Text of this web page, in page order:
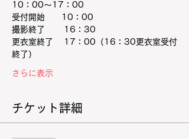
10：00～17：00
受付開始　　10：00
撮影終了　 　16：30
更衣室終了 　17：00（16：30更衣室受付
終了）
さらに表示
チケット詳細